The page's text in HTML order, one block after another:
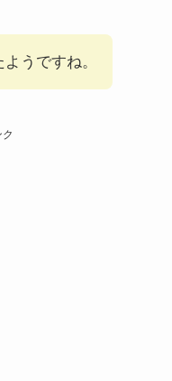
うですね。